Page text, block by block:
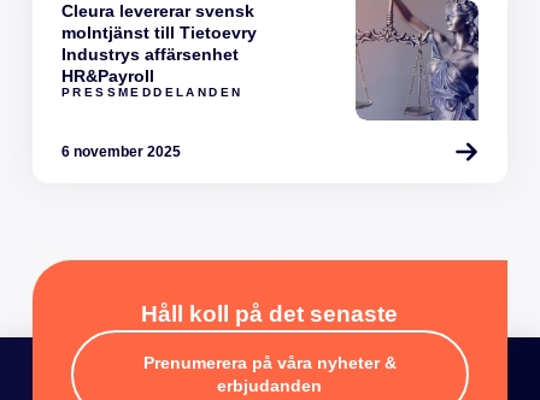
PRESSMEDDELANDEN
Cleura levererar svensk
molntjänst till Tietoevry
Industrys affärsenhet
HR&Payroll
6 november 2025
Håll koll på det senaste
Prenumerera på våra nyheter &
erbjudanden